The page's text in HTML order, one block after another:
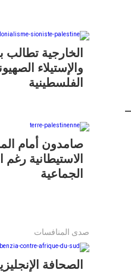
الخارجية تطالب
والإستيلاء
الفلسطينية
صامدون أمام
الاستيطانية رغم
الجماعية
صدى المنافسات
الصحافة